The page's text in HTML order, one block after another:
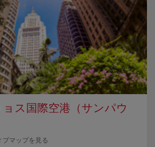
ス国際空港（サンパウ
ブマップを見る